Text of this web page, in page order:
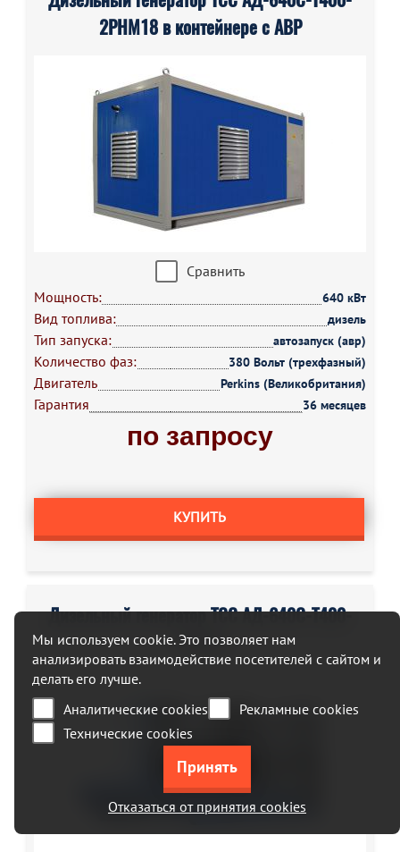
2РНМ18 в контейнере с АВР
Сравнить
Мощность:
640 кВт
Вид топлива: дизель
Тип запуска: автозапуск (авр)
Количество фаз: 380 Вольт (трехфазный)
Двигатель Perkins (Великобритания)
Гарантия 36 месяцев
по запросу
КУПИТЬ
Дизельный генератор ТСС АД-640С-Т400-
1РМ16
Мы используем cookie. Это позволяет нам
анализировать взаимодействие посетителей с сайтом и
делать его лучше.
Аналитические cookies
Рекламные cookies
Технические cookies
Отказаться от принятия cookies